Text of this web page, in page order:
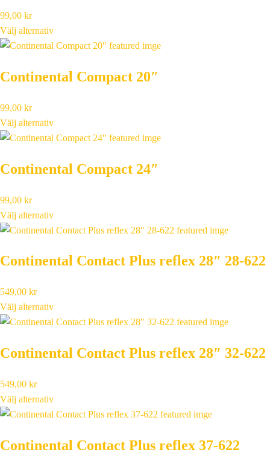
99,00 kr
Välj alternativ
Continental Compact 20″
99,00 kr
Välj alternativ
Continental Compact 24″
99,00 kr
Välj alternativ
Continental Contact Plus reflex 28″ 28-622
549,00 kr
Välj alternativ
Continental Contact Plus reflex 28″ 32-622
549,00 kr
Välj alternativ
Continental Contact Plus reflex 37-622